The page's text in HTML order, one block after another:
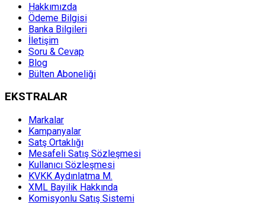
Hakkımızda
Ödeme Bilgisi
Banka Bilgileri
İletişim
Soru & Cevap
Blog
Bülten Aboneliği
EKSTRALAR
Markalar
Kampanyalar
Satş Ortaklığı
Mesafeli Satış Sözleşmesi
Kullanıcı Sözleşmesi
KVKK Aydınlatma M.
XML Bayilik Hakkında
Komisyonlu Satış Sistemi